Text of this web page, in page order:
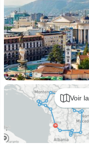
Voir